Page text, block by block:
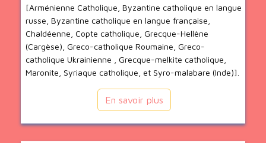
[Arménienne Catholique, Byzantine catholique en langue
russe, Byzantine catholique en langue française,
Chaldéenne, Copte catholique, Grecque-Hellène
(Cargèse), Greco-catholique Roumaine, Greco-
catholique Ukrainienne , Grecque-melkite catholique,
Maronite, Syriaque catholique, et Syro-malabare (Inde)].
En savoir plus